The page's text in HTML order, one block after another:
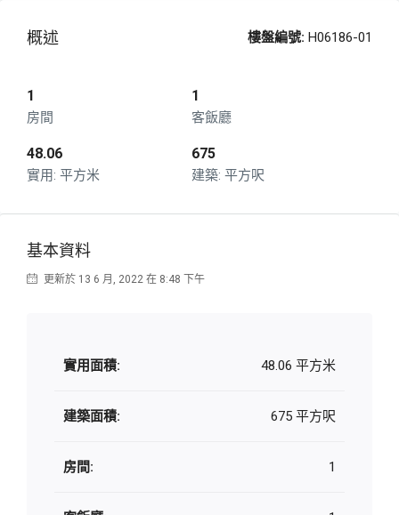
概述 樓盤編號: H06186-01
1
房間
1
客飯廳
48.06
平方米
675
平方呎
基本資料
更新於 13 6 月, 2022 在 8:48 下午
實用面積: 48.06 平方米
建築面積: 675 平方呎
房間: 1